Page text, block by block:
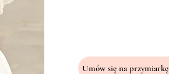
Umów się na przymiarkę